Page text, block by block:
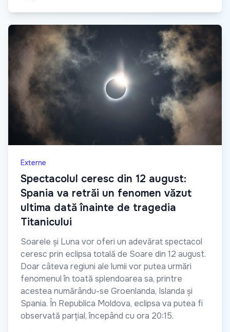
Externe
Spectacolul ceresc din 12 august:
Spania va retrăi un fenomen văzut
ultima dată înainte de tragedia
Titanicului
Soarele și Luna vor oferi un adevărat spectacol
ceresc prin eclipsa totală de Soare din 12 august.
Doar câteva regiuni ale lumii vor putea urmări
fenomenul în toată splendoarea sa, printre
acestea numărându-se Groenlanda, Islanda și
Spania. În Republica Moldova, eclipsa va putea fi
observată parțial, începând cu ora 20:15.